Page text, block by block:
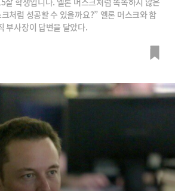
처럼 성공할 수 있을까요?” 엘론 머스크와 함
부사장이 답변을 달았다.